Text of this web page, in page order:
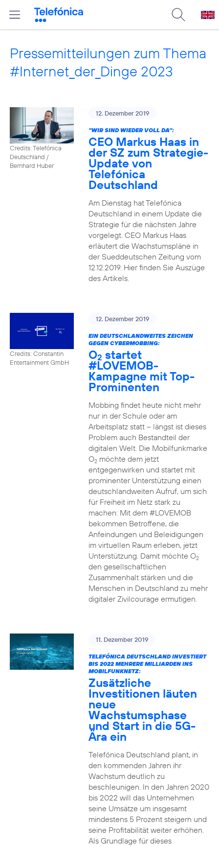
Pressemitteilungen zum Thema
#Internet_der_Dinge 2023
Credits: Telefónica
Deutschland /
Bernhard Huber
12. Dezember 2019
"WIR SIND WIEDER VOLL DA":
CEO Markus Haas in
der SZ zum Strategie-
Update von
Telefónica
Deutschland
Am Dienstag hat Telefónica
Deutschland in einem Update die
Strategie für die nächsten Jahre
vorgelegt. CEO Markus Haas
erläutert die Wachstumspläne in
der Sueddeutschen Zeitung vom
12.12.2019. Hier finden Sie Auszüge
des Artikels.
Credits: Constantin
Entertainment GmbH
12. Dezember 2019
EIN DEUTSCHLANDWEITES ZEICHEN
GEGEN CYBERMOBBING:
O2 startet
#LOVEMOB-
Kampagne mit Top-
Prominenten
Mobbing findet heute nicht mehr
nur in der Schule oder am
Arbeitsplatz statt – längst ist dieses
Problem auch Bestandteil der
digitalen Welt. Die Mobilfunkmarke
O2möchte dem jetzt
entgegenwirken und startet mit
prominenter Unterstützung einen
deutschlandweiten Aufruf, um sich
für Freiheit im Netz stark zu
machen: Mit dem #LOVEMOB
bekommen Betroffene, die
Anfeindungen und Beleidigungen
im virtuellen Raum erleben, jetzt
Unterstützung. Damit möchte O2
den gesellschaftlichen
Zusammenhalt stärken und die
Menschen in Deutschland zu mehr
digitaler Zivilcourage ermutigen.
11. Dezember 2019
TELEFÓNICA DEUTSCHLAND INVESTIERT
BIS 2022 MEHRERE MILLIARDEN INS
MOBILFUNKNETZ:
Zusätzliche
Investitionen läuten
neue
Wachstumsphase
und Start in die 5G-
Ära ein
Telefónica Deutschland plant, in
den kommenden Jahren ihr
Wachstum deutlich zu
beschleunigen. In den Jahren 2020
bis 2022 will das Unternehmen
seine Umsätze um insgesamt
mindestens 5 Prozent steigern und
seine Profitabilität weiter erhöhen.
Als Grundlage für dieses